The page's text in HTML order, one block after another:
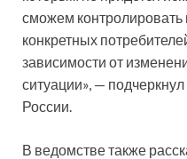
сможем контролировать
конкретных
зависимости от
ситуации», —
России.
В ведомстве также